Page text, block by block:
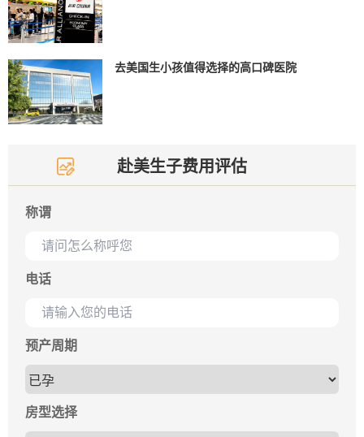
去美国生小孩值得选择的高口碑医院
赴美生子费用评估
称谓
电话
预产周期
房型选择